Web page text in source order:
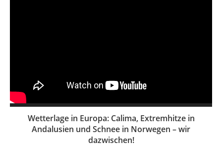
Wetterlage in Europa: Calima, Extremhitze in
Andalusien und Schnee in Norwegen – wir
dazwischen!